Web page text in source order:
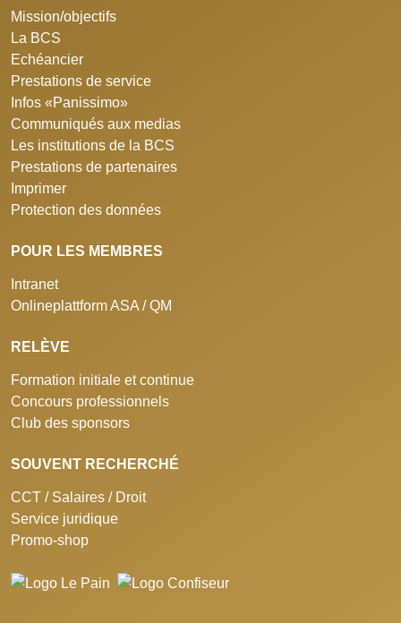
Mission/objectifs
La BCS
Echéancier
Prestations de service
Infos «Panissimo»
Communiqués aux medias
Les institutions de la BCS
Prestations de partenaires
Imprimer
Protection des données
POUR LES MEMBRES
Intranet
Onlineplattform ASA / QM
RELÈVE
Formation initiale et continue
Concours professionnels
Club des sponsors
SOUVENT RECHERCHÉ
CCT / Salaires / Droit
Service juridique
Promo-shop